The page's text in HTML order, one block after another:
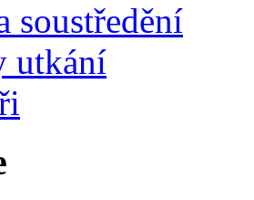
soustředění
utkání